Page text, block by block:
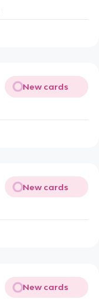
New cards
New cards
New cards